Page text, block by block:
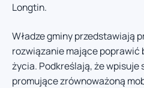
Longtin.
Władze gminy przedstawiają
rozwiązanie mające poprawić
życia. Podkreślają, że wpisuje
promujące zrównoważoną